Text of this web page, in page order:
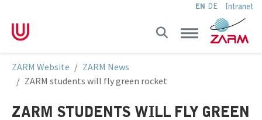
EN DE Intranet
ZARM Website
ZARM News
ZARM students will fly green rocket
ZARM STUDENTS WILL FLY GREEN